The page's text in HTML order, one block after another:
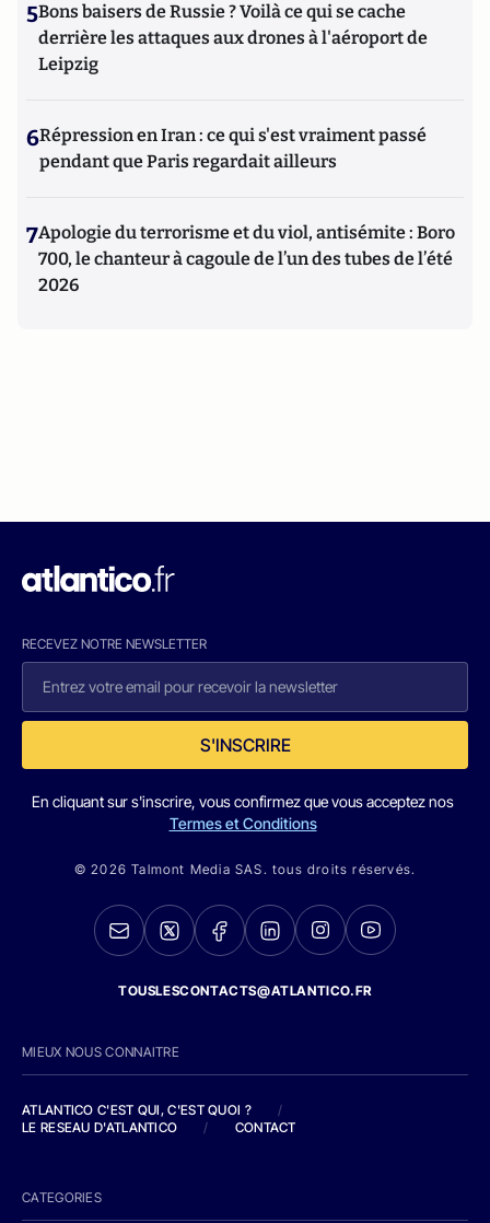
5Bons baisers de Russie ? Voilà ce qui se cache
derrière les attaques aux drones à l'aéroport de
Leipzig
6Répression en Iran : ce qui s'est vraiment passé
pendant que Paris regardait ailleurs
7Apologie du terrorisme et du viol, antisémite : Boro
700, le chanteur à cagoule de l’un des tubes de l’été
2026
RECEVEZ NOTRE NEWSLETTER
S'INSCRIRE
En cliquant sur s'inscrire, vous confirmez que vous acceptez nos
Termes et Conditions
© 2026 Talmont Media SAS. tous droits réservés.
TOUSLESCONTACTS@ATLANTICO.FR
MIEUX NOUS CONNAITRE
ATLANTICO C'EST QUI, C'EST QUOI ?
/
LE RESEAU D'ATLANTICO
/ CONTACT
CATEGORIES